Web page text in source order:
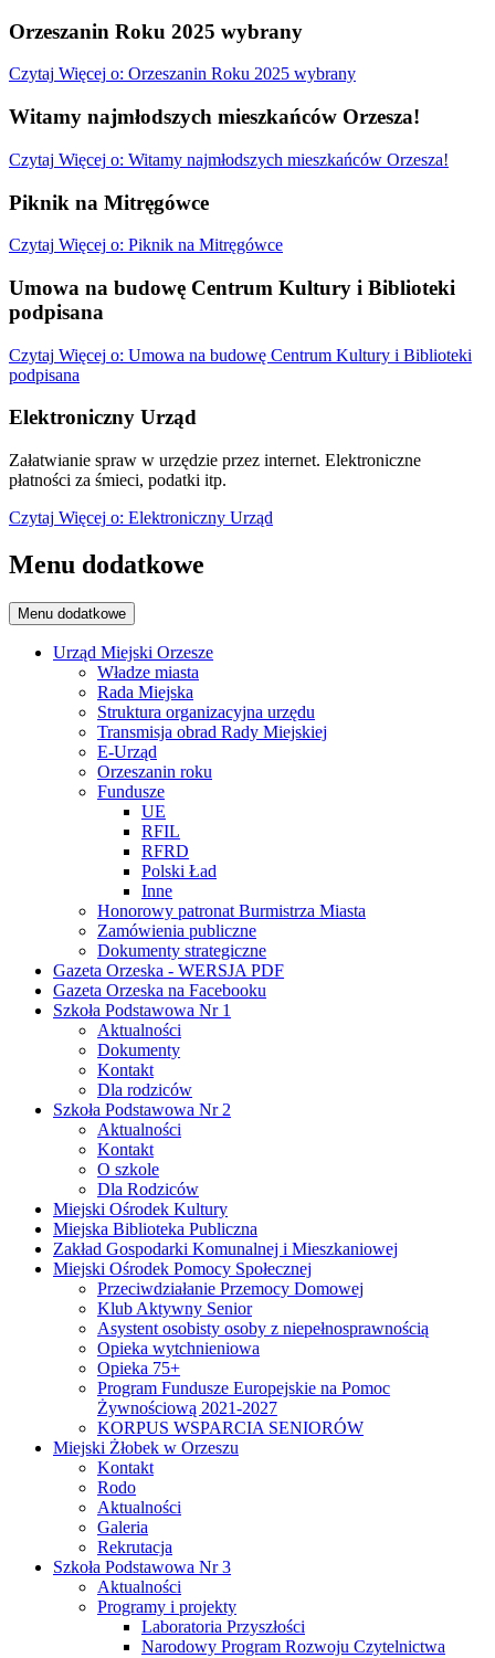
Orzeszanin Roku 2025 wybrany
Czytaj Więcej o: Orzeszanin Roku 2025 wybrany
Witamy najmłodszych mieszkańców Orzesza!
Czytaj Więcej o: Witamy najmłodszych mieszkańców Orzesza!
Piknik na Mitręgówce
Czytaj Więcej o: Piknik na Mitręgówce
Umowa na budowę Centrum Kultury i Biblioteki
podpisana
Czytaj Więcej o: Umowa na budowę Centrum Kultury i Biblioteki
podpisana
Elektroniczny Urząd
Załatwianie spraw w urzędzie przez internet. Elektroniczne
płatności za śmieci, podatki itp.
Czytaj Więcej o: Elektroniczny Urząd
Menu dodatkowe
Menu dodatkowe
Urząd Miejski Orzesze
Władze miasta
Rada Miejska
Struktura organizacyjna urzędu
Transmisja obrad Rady Miejskiej
E-Urząd
Orzeszanin roku
Fundusze
UE
RFIL
RFRD
Polski Ład
Inne
Honorowy patronat Burmistrza Miasta
Zamówienia publiczne
Dokumenty strategiczne
Gazeta Orzeska - WERSJA PDF
Gazeta Orzeska na Facebooku
Szkoła Podstawowa Nr 1
Aktualności
Dokumenty
Kontakt
Dla rodziców
Szkoła Podstawowa Nr 2
Aktualności
Kontakt
O szkole
Dla Rodziców
Miejski Ośrodek Kultury
Miejska Biblioteka Publiczna
Zakład Gospodarki Komunalnej i Mieszkaniowej
Miejski Ośrodek Pomocy Społecznej
Przeciwdziałanie Przemocy Domowej
Klub Aktywny Senior
Asystent osobisty osoby z niepełnosprawnością
Opieka wytchnieniowa
Opieka 75+
Program Fundusze Europejskie na Pomoc
Żywnościową 2021-2027
KORPUS WSPARCIA SENIORÓW
Miejski Żłobek w Orzeszu
Kontakt
Rodo
Aktualności
Galeria
Rekrutacja
Szkoła Podstawowa Nr 3
Aktualności
Programy i projekty
Laboratoria Przyszłości
Narodowy Program Rozwoju Czytelnictwa